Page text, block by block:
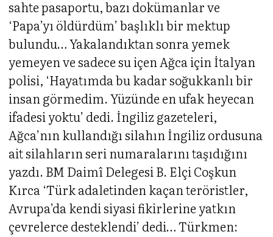
sahte pasaportu, bazı dokümanlar ve
‘Papa’yı öldürdüm’ başlıklı bir mektup
bulundu… Yakalandıktan sonra yemek
yemeyen ve sadece su içen Ağca için İtalyan
polisi, ‘Hayatımda bu kadar soğukkanlı bir
insan görmedim. Yüzünde en ufak heyecan
ifadesi yoktu’ dedi. İngiliz gazeteleri,
Ağca’nın kullandığı silahın İngiliz ordusuna
ait silahların seri numaralarını taşıdığını
yazdı. BM Daimî Delegesi B. Elçi Coşkun
Kırca ‘Türk adaletinden kaçan teröristler,
Avrupa’da kendi siyasi fikirlerine yatkın
çevrelerce desteklendi’ dedi… Türkmen: